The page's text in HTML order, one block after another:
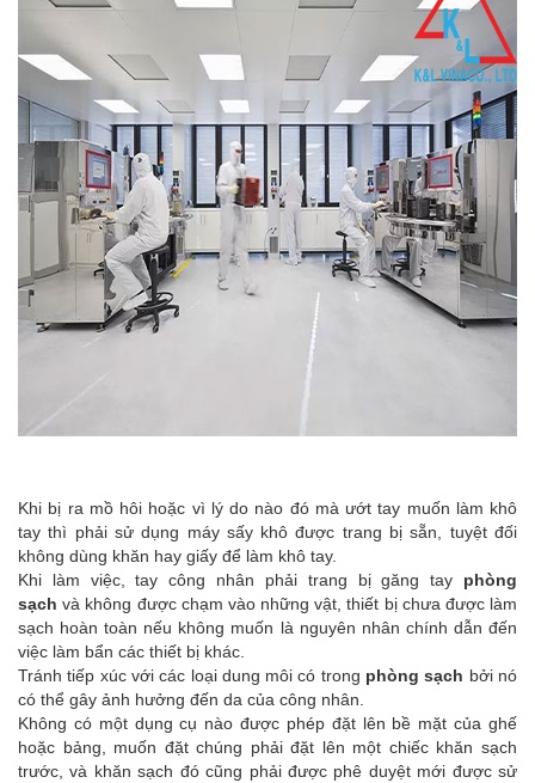
Khi bị ra mồ hôi hoặc vì lý do nào đó mà ướt tay muốn làm khô
tay thì phải sử dụng máy sấy khô được trang bị sẵn, tuyệt đối
không dùng khăn hay giấy để làm khô tay.
Khi làm việc, tay công nhân phải trang bị găng tay phòng
sạchvà không được chạm vào những vật, thiết bị chưa được làm
sạch hoàn toàn nếu không muốn là nguyên nhân chính dẫn đến
việc làm bẩn các thiết bị khác.
Tránh tiếp xúc với các loại dung môi có trong phòng sạch bởi nó
có thể gây ảnh hưởng đến da của công nhân.
Không có một dụng cụ nào được phép đặt lên bề mặt của ghế
hoặc bảng, muốn đặt chúng phải đặt lên một chiếc khăn sạch
trước, và khăn sạch đó cũng phải được phê duyệt mới được sử